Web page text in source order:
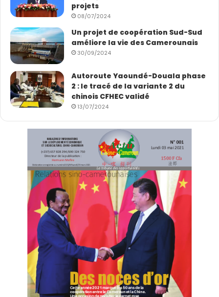
projets
08/07/2024
Un projet de coopération Sud-Sud
améliore la vie des Camerounais
30/09/2024
Autoroute Yaoundé-Douala phase
2 : le tracé de la variante 2 du
chinois CFHEC validé
13/07/2024